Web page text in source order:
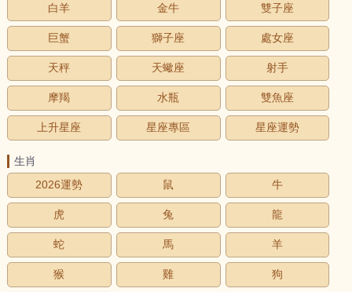
白羊
金牛 雙子座
巨蟹 獅子座 處女座
天秤 天蠍座 射手
摩羯 水瓶 雙魚座
上升星座 星座專區 星座運勢
生肖
2026運勢
鼠 牛
虎 兔 龍
蛇 馬 羊
猴 雞 狗